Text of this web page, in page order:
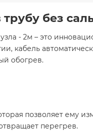
без
- 2м – это
кабель
обогрев.​
позволяет ему
перегрев.​